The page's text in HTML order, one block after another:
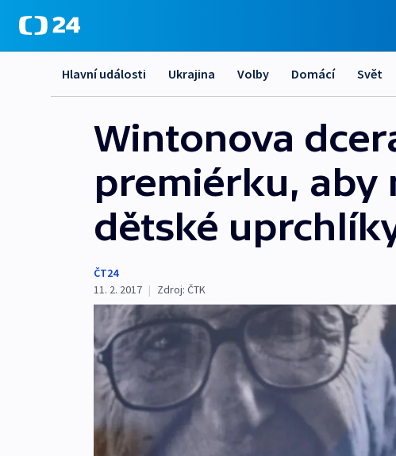
Hlavní události Ukrajina Volby Domácí Svět
Wintonova
premiérku, aby
dětské
ČT24
11. 2. 2017 | Zdroj: ČTK